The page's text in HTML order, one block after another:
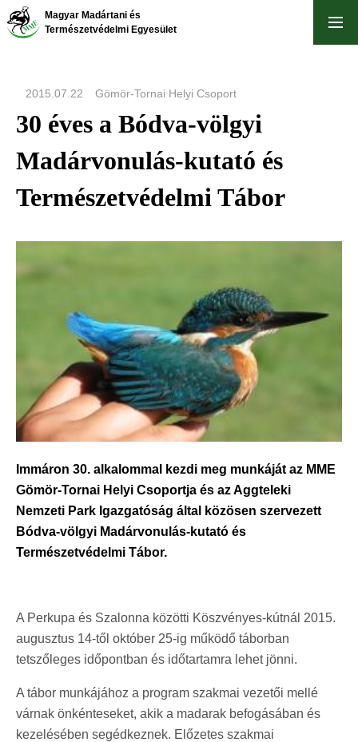
Skip
to
Magyar Madártani és
Természetvédelmi Egyesület
2015.07.22 Gömör-Tornai Helyi Csoport
30 éves a Bódva-völgyi
Madárvonulás-kutató és
Természetvédelmi Tábor
Immáron 30. alkalommal kezdi meg munkáját az MME
Gömör-Tornai Helyi Csoportja és az Aggteleki
Nemzeti Park Igazgatóság által közösen szervezett
Bódva-völgyi Madárvonulás-kutató és
Természetvédelmi Tábor.
A Perkupa és Szalonna közötti Köszvényes-kútnál 2015.
augusztus 14-től október 25-ig működő táborban
tetszőleges időpontban és időtartamra lehet jönni.
A tábor munkájához a program szakmai vezetői mellé
várnak önkénteseket, akik a madarak befogásában és
kezelésében segédkeznek. Előzetes szakmai